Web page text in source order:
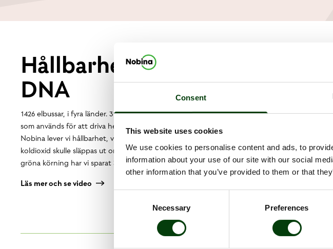
Consent
This website uses cookies
We use cookies to personalise content and ads, to
information about your use of our site with our social
other information that you’ve provided to them or that
Necessary Preferences
Hållbarhet är en del av vårt
DNA
1426 elbussar, i fyra länder. 31% av alla våra bussar är elektriska. Mer är 85% av energin
som används för att driva hela vår bussflotta kommer från förnybara källor. På
Nobina lever vi hållbarhet, varje dag, varje timme. 105 000 ton - så mycket mer
koldioxid skulle släppas ut om alla våra resenärer i stället hade kört bil. Genom vår
gröna körning har vi sparat 3,5 miljoner liter bränsle.
Läs mer och se video